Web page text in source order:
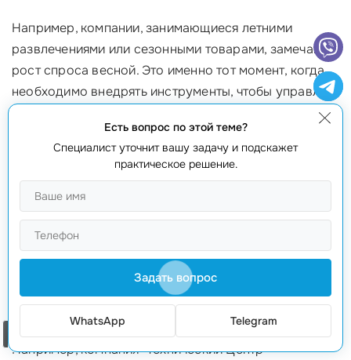
Например, компании, занимающиеся летними
развлечениями или сезонными товарами, замечают
рост спроса весной. Это именно тот момент, когда
необходимо внедрять инструменты, чтобы управлять
рисками и быть на шаг впереди!
3. После изменений внутри компании
Если в вашей компании произошли значительные
изменения, такие как расширение штата, открытие
новых филиалов или внедрение новых продуктов,
это прямо указывает на необходимостьинтеграции
Автоматизация процессов
вашим сотрудникам более эффективно работать и
Например, компания "Технический Центр"
Есть вопрос по этой теме?
Специалист уточнит вашу задачу и подскажет
практическое решение.
Задать вопрос
WhatsApp Telegram
Заказать звонок